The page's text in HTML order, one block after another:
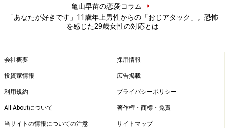
から、私も怖かったですよ」
会社までは顔見知りがいれば一緒に歩いてもらうことに
し、会社から家に帰るときは友達に電話をかけたり、話
す相手がいなければ「エア電話」で話すフリをしたりし
ながらしのいでいた。
受け入れてくれるという思い込みが怖い
亀山早苗の恋愛コラム
>
「あなたが好きです」11歳年上男性からの「おじアタック」。恐怖
を感じた29歳女性の対応とは
会社概要 採用情報
投資家情報 広告掲載
利用規約 プライバシーポリシー
All Aboutについて 著作権・商標・免責
当サイトの情報についての注意 サイトマップ